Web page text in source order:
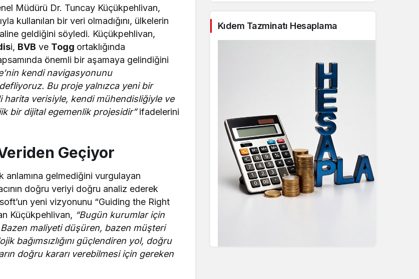
Müdürü Dr. Tuncay Küçükpehlivan,
kullanılan bir veri olmadığını, ülkelerin
geldiğini söyledi. Küçükpehlivan,
i, BVB ve Togg ortaklığında
önemli bir aşamaya gelindiğini
kendi navigasyonunu
Bu proje yalnızca yeni bir
harita verisiyle, kendi mühendisliğiyle ve
bir dijital egemenlik projesidir”ifadelerini
Geçiyor
anlamına gelmediğini vurgulayan
doğru veriyi doğru analiz ederek
yeni vizyonunu “Guiding the Right
Küçükpehlivan, “Bugün kurumlar için
maliyeti düşüren, bazen müşteri
bağımsızlığını güçlendiren yol, doğru
doğru kararı verebilmesi için gereken
Kıdem Tazminatı Hesaplama